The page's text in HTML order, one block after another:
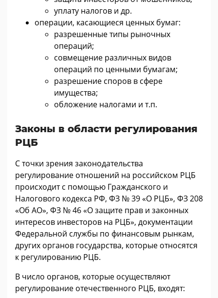
уплату налогов и др.
операции, касающиеся ценных бумаг:
разрешенные типы рыночных
операций;
совмещение различных видов
операций по ценными бумагам;
разрешение споров в сфере
имущества;
обложение налогами и т.п.
Законы в области регулирования
РЦБ
С точки зрения законодательства
регулирование отношений на российском РЦБ
происходит с помощью Гражданского и
Налогового кодекса РФ, ФЗ № 39 «О РЦБ», ФЗ 208
«Об АО», ФЗ № 46 «О защите прав и законных
интересов инвесторов на РЦБ», документации
Федеральной службы по финансовым рынкам,
других органов государства, которые относятся
к регулированию РЦБ.
В число органов, которые осуществляют
регулирование отечественного РЦБ, входят: